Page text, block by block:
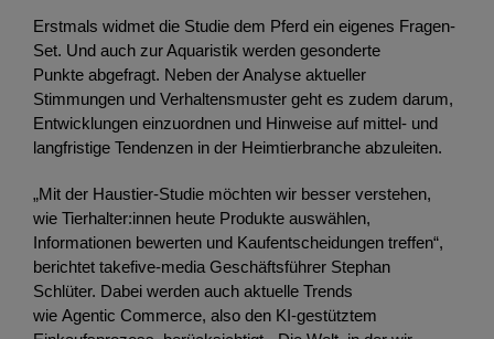
Erstmals widmet die Studie dem Pferd ein eigenes Fragen-
Set. Und auch zur Aquaristik werden gesonderte
Punkte abgefragt. Neben der Analyse aktueller
Stimmungen und Verhaltensmuster geht es zudem darum,
Entwicklungen einzuordnen und Hinweise auf mittel- und
langfristige Tendenzen in der Heimtierbranche abzuleiten.
„Mit der Haustier-Studie möchten wir besser verstehen,
wie Tierhalter:innen heute Produkte auswählen,
Informationen bewerten und Kaufentscheidungen treffen“,
berichtet takefive-media Geschäftsführer Stephan
Schlüter. Dabei werden auch aktuelle Trends
wie Agentic Commerce, also den KI-gestütztem